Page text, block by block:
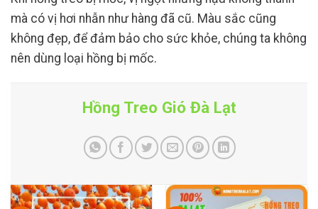
mà có vị hơi nhẫn như hàng đã cũ. Màu sắc cũng
không đẹp, để đảm bảo cho sức khỏe, chúng ta không
nên dùng loại hồng bị mốc.
Hồng Treo Gió Đà Lạt